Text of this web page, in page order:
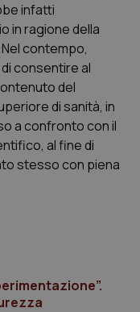
infatti
in ragione della
contempo,
consentire al
del
di sanità, in
a confronto con il
al fine di
stesso con piena